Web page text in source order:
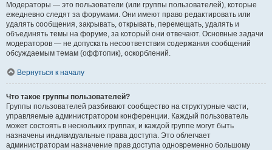
Модераторы — это пользователи (или группы пользователей), которые
ежедневно следят за форумами. Они имеют право редактировать или
удалять сообщения, закрывать, открывать, перемещать, удалять и
объединять темы на форуме, за который они отвечают. Основные задачи
модераторов — не допускать несоответствия содержания сообщений
обсуждаемым темам (оффтопик), оскорблений.
Вернуться к началу
Что такое группы пользователей?
Группы пользователей разбивают сообщество на структурные части,
управляемые администратором конференции. Каждый пользователь
может состоять в нескольких группах, и каждой группе могут быть
назначены индивидуальные права доступа. Это облегчает
администраторам назначение прав доступа одновременно большому